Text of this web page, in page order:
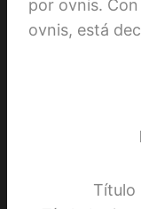
por ovnis.
ovnis, está
Título